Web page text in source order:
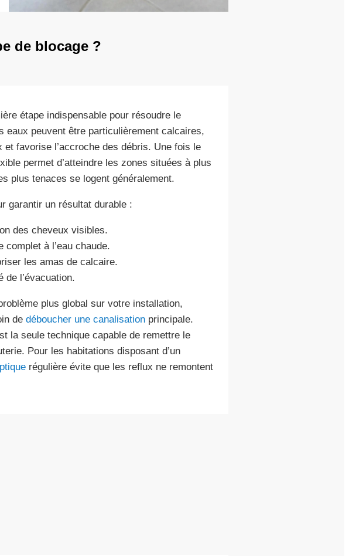
de blocage ?
étape indispensable pour résoudre le
eaux peuvent être particulièrement calcaires,
favorise l’accroche des débris. Une fois le
permet d’atteindre les zones situées à plus
plus tenaces se logent généralement.
garantir un résultat durable :
des cheveux visibles.
complet à l’eau chaude.
les amas de calcaire.
de l’évacuation.
plus global sur votre installation,
de déboucher une canalisationprincipale.
la seule technique capable de remettre le
Pour les habitations disposant d’un
régulière évite que les reflux ne remontent